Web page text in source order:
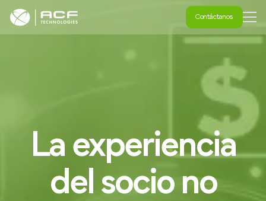
Contáctanos
La experiencia
del socio no